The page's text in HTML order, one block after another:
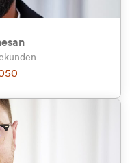
MwSt.)
MwSt.)